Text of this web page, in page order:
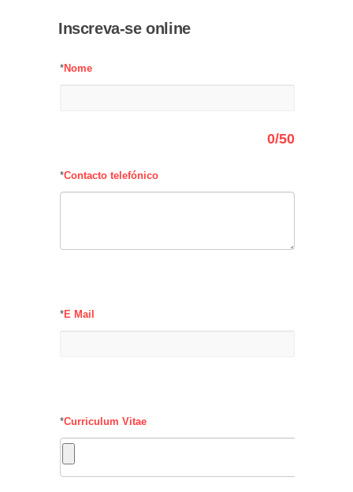
Inscreva-se online
*Nome
0/50
*Contacto telefónico
*E Mail
*Curriculum Vitae